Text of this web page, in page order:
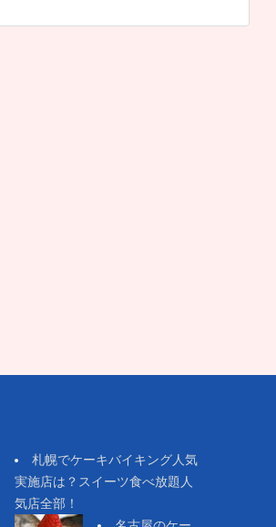
札幌でケーキバイキング人気
実施店は？スイーツ食べ放題人
気店全部！